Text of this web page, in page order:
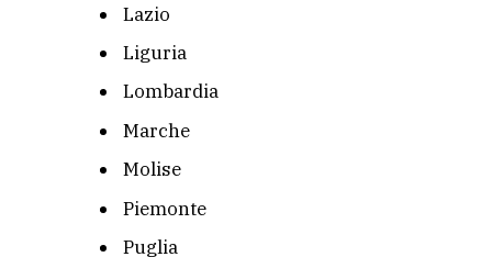
Lazio
Liguria
Lombardia
Marche
Molise
Piemonte
Puglia